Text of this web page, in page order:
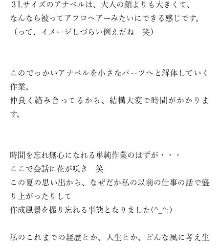
３Lサイズのアナベルは、大人の顔よりも大きくて、
なんなら被ってアフロヘアーみたいにできる感じです。
（って、イメージしづらい例えだね 笑）
このでっかいアナベルを小さなパーツへと解体していく
作業。
仲良く絡み合ってるから、結構大変で時間がかかりま
す。
時間を忘れ無心になれる単純作業のはずが・・・
ここで会話に花が咲き 笑
この夏の思い出から、なぜだか私の以前の仕事の話で盛
り上がったりして
作成風景を撮り忘れる事態となりました(^_^;)
私のこれまでの経歴とか、人生とか、どんな風に考え生